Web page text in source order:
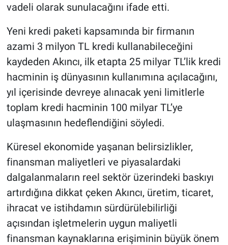
vadeli olarak sunulacağını ifade etti.
Yeni kredi paketi kapsamında bir firmanın
azami 3 milyon TL kredi kullanabileceğini
kaydeden Akıncı, ilk etapta 25 milyar TL’lik kredi
hacminin iş dünyasının kullanımına açılacağını,
yıl içerisinde devreye alınacak yeni limitlerle
toplam kredi hacminin 100 milyar TL’ye
ulaşmasının hedeflendiğini söyledi.
Küresel ekonomide yaşanan belirsizlikler,
finansman maliyetleri ve piyasalardaki
dalgalanmaların reel sektör üzerindeki baskıyı
artırdığına dikkat çeken Akıncı, üretim, ticaret,
ihracat ve istihdamın sürdürülebilirliği
açısından işletmelerin uygun maliyetli
finansman kaynaklarına erişiminin büyük önem